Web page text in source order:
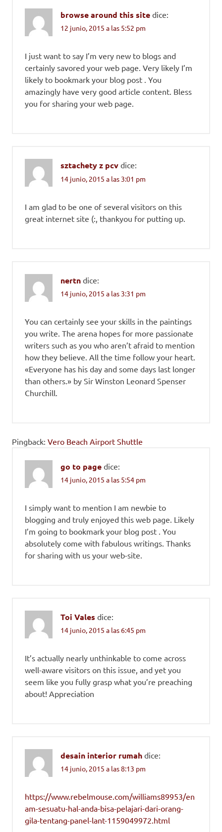
browse around this site dice:
12 junio, 2015 a las 5:52 pm
I just want to say I’m very new to blogs and
certainly savored your web page. Very likely I’m
likely to bookmark your blog post . You
amazingly have very good article content. Bless
you for sharing your web page.
sztachety z pcv dice:
14 junio, 2015 a las 3:01 pm
I am glad to be one of several visitors on this
great internet site (:, thankyou for putting up.
nertn dice:
14 junio, 2015 a las 3:31 pm
You can certainly see your skills in the paintings
you write. The arena hopes for more passionate
writers such as you who aren’t afraid to mention
how they believe. All the time follow your heart.
«Everyone has his day and some days last longer
than others.» by Sir Winston Leonard Spenser
Churchill.
Pingback: Vero Beach Airport Shuttle
go to page dice:
14 junio, 2015 a las 5:54 pm
I simply want to mention I am newbie to
blogging and truly enjoyed this web page. Likely
I’m going to bookmark your blog post . You
absolutely come with fabulous writings. Thanks
for sharing with us your web-site.
Toi Vales dice:
14 junio, 2015 a las 6:45 pm
It’s actually nearly unthinkable to come across
well-aware visitors on this issue, and yet you
seem like you fully grasp what you’re preaching
about! Appreciation
desain interior rumah dice:
14 junio, 2015 a las 8:13 pm
https://www.rebelmouse.com/williams89953/en
am-sesuatu-hal-anda-bisa-pelajari-dari-orang-
gila-tentang-panel-lant-1159049972.html